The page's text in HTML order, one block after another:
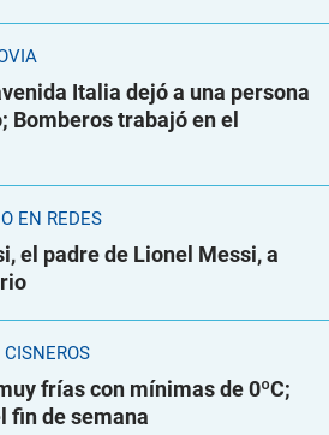
Italia dejó a una persona
Bomberos trabajó en el
EN REDES
el padre de Lionel Messi, a
frías con mínimas de 0ºC;
fin de semana